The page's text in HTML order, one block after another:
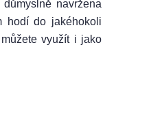
navržena
hodí do jakéhokoli
využít i jako